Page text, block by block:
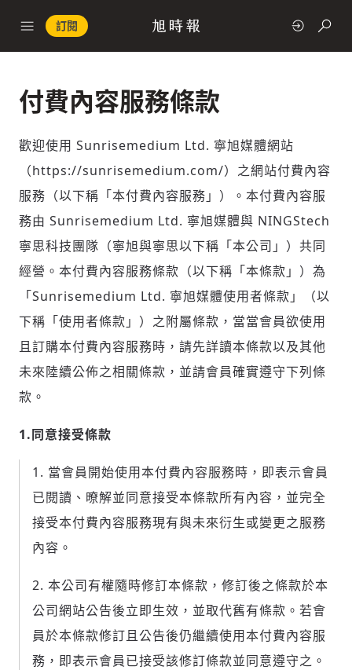
訂閱
快速連結
政治
經濟
科技
人文
付費內容服務條款
歡迎使用 Sunrisemedium Ltd. 寧旭媒體網站
（https://sunrisemedium.com/）之網站付費內容
服務（以下稱「本付費內容服務」）。本付費內容服
務由 Sunrisemedium Ltd. 寧旭媒體與 NINGStech
寧思科技團隊（寧旭與寧思以下稱「本公司」）共同
經營。本付費內容服務條款（以下稱「本條款」）為
「Sunrisemedium Ltd. 寧旭媒體使用者條款」（以
下稱「使用者條款」）之附屬條款，當當會員欲使用
且訂購本付費內容服務時，請先詳讀本條款以及其他
未來陸續公佈之相關條款，並請會員確實遵守下列條
款。
1.同意接受條款
當會員開始使用本付費內容服務時，即表示會員
已閱讀、暸解並同意接受本條款所有內容，並完全
接受本付費內容服務現有與未來衍生或變更之服務
內容。
本公司有權隨時修訂本條款，修訂後之條款於本
公司網站公告後立即生效，並取代舊有條款。若會
員於本條款修訂且公告後仍繼續使用本付費內容服
務，即表示會員已接受該修訂條款並同意遵守之。